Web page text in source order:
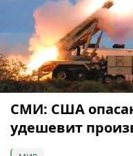
СМИ: США
удешевит